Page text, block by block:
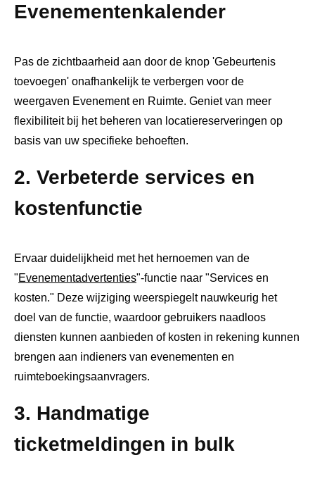
Evenementenkalender
Pas de zichtbaarheid aan door de knop 'Gebeurtenis
toevoegen' onafhankelijk te verbergen voor de
weergaven Evenement en Ruimte. Geniet van meer
flexibiliteit bij het beheren van locatiereserveringen op
basis van uw specifieke behoeften.
2. Verbeterde services en
kostenfunctie
Ervaar duidelijkheid met het hernoemen van de
"Evenementadvertenties"-functie naar "Services en
kosten." Deze wijziging weerspiegelt nauwkeurig het
doel van de functie, waardoor gebruikers naadloos
diensten kunnen aanbieden of kosten in rekening kunnen
brengen aan indieners van evenementen en
ruimteboekingsaanvragers.
3. Handmatige
ticketmeldingen in bulk